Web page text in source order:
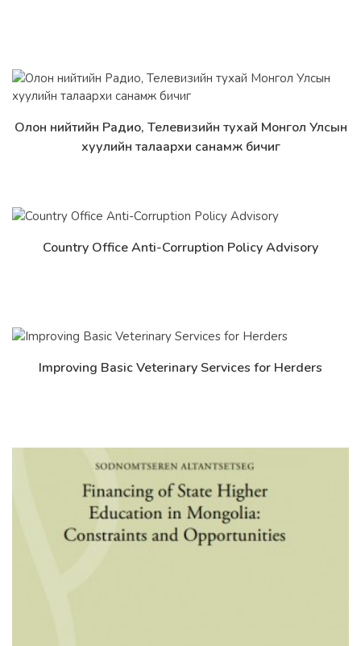
Дэлгэрэнгүй
Олон нийтийн Радио, Телевизийн тухай Монгол Улсын
хуулийн талаархи санамж бичиг
Дэлгэрэнгүй
Country Office Anti-Corruption Policy Advisory
Дэлгэрэнгүй
Improving Basic Veterinary Services for Herders